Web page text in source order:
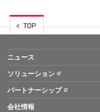
ニュース
ソリューション
パートナーシップ
会社情報